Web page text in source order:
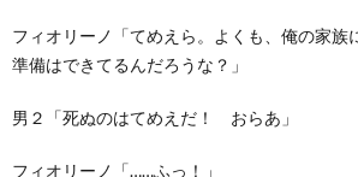
フィオリーノ「てめえら。よくも、俺の家族
準備はできてるんだろうな？」
男２「死ぬのはてめえだ！ おらあ」
フィオリーノ「……ふっ！」